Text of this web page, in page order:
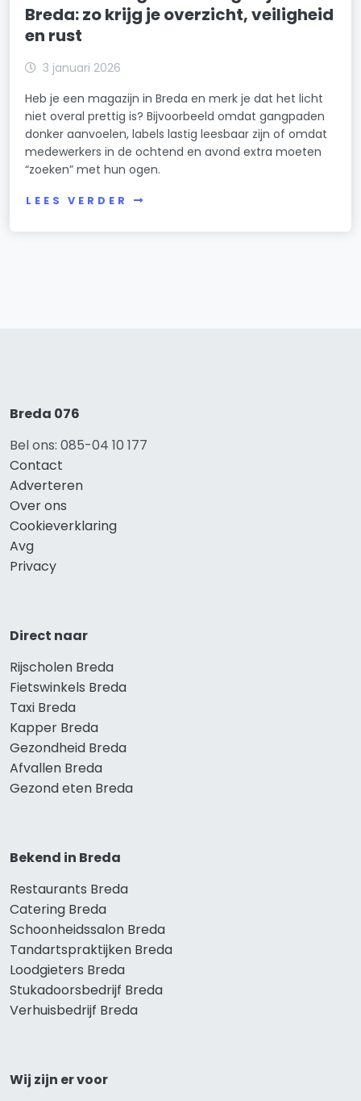
Breda: zo krijg je overzicht, veiligheid
en rust
3 januari 2026
Heb je een magazijn in Breda en merk je dat het licht
niet overal prettig is? Bijvoorbeeld omdat gangpaden
donker aanvoelen, labels lastig leesbaar zijn of omdat
medewerkers in de ochtend en avond extra moeten
“zoeken” met hun ogen.
LEES VERDER
Breda 076
Bel ons: 085-04 10 177
Contact
Adverteren
Over ons
Cookieverklaring
Avg
Privacy
Direct naar
Rijscholen Breda
Fietswinkels Breda
Taxi Breda
Kapper Breda
Gezondheid Breda
Afvallen Breda
Gezond eten Breda
Bekend in Breda
Restaurants Breda
Catering Breda
Schoonheidssalon Breda
Tandartspraktijken Breda
Loodgieters Breda
Stukadoorsbedrijf Breda
Verhuisbedrijf Breda
Wij zijn er voor